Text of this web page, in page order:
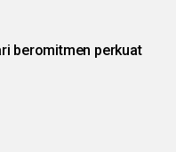
beromitmen perkuat